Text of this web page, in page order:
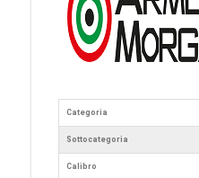
Categoria
Sottocategoria
Calibro